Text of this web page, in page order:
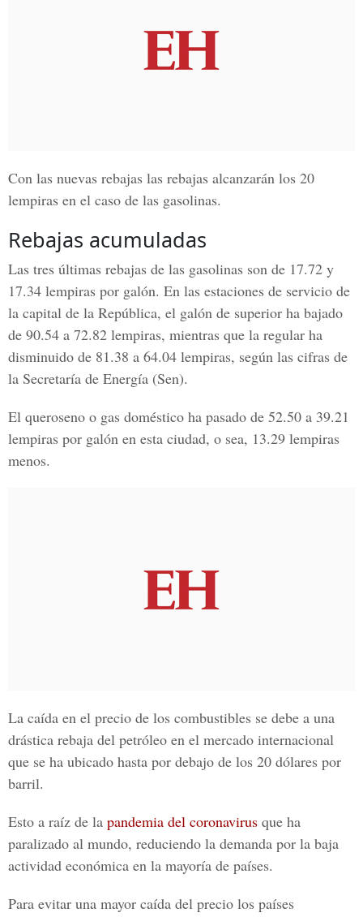
Con las nuevas rebajas las rebajas alcanzarán los 20
lempiras en el caso de las gasolinas.
Rebajas acumuladas
Las tres últimas rebajas de las gasolinas son de 17.72 y
17.34 lempiras por galón. En las estaciones de servicio de
la capital de la República, el galón de superior ha bajado
de 90.54 a 72.82 lempiras, mientras que la regular ha
disminuido de 81.38 a 64.04 lempiras, según las cifras de
la Secretaría de Energía (Sen).
El queroseno o gas doméstico ha pasado de 52.50 a 39.21
lempiras por galón en esta ciudad, o sea, 13.29 lempiras
menos.
La caída en el precio de los combustibles se debe a una
drástica rebaja del petróleo en el mercado internacional
que se ha ubicado hasta por debajo de los 20 dólares por
barril.
Esto a raíz de la pandemia del coronavirus que ha
paralizado al mundo, reduciendo la demanda por la baja
actividad económica en la mayoría de países.
Para evitar una mayor caída del precio los países